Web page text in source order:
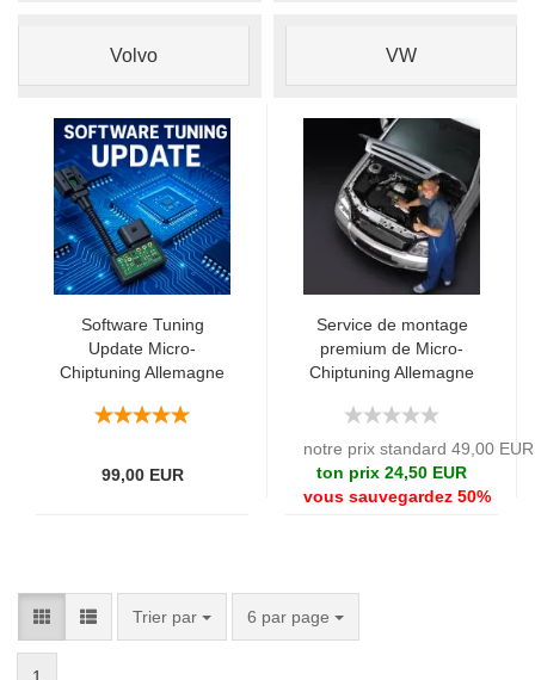
Volvo VW
Software Tuning
Update Micro-
Chiptuning Allemagne
99,00 EUR
Service de montage
premium de Micro-
Chiptuning Allemagne
notre prix standard 49,00 EUR
ton prix 24,50 EUR
vous sauvegardez 50%
Trier par 6 par page